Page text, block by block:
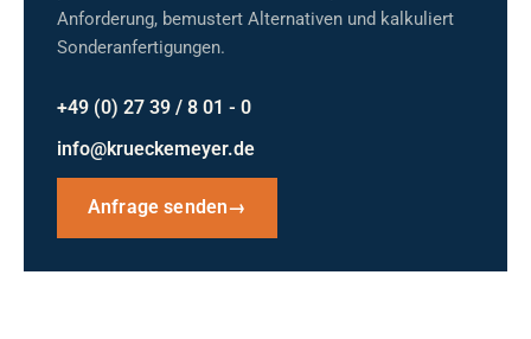
Anforderung, bemustert Alternativen und kalkuliert
Sonderanfertigungen.
+49 (0) 27 39 / 8 01 - 0
info@krueckemeyer.de
Anfrage senden→